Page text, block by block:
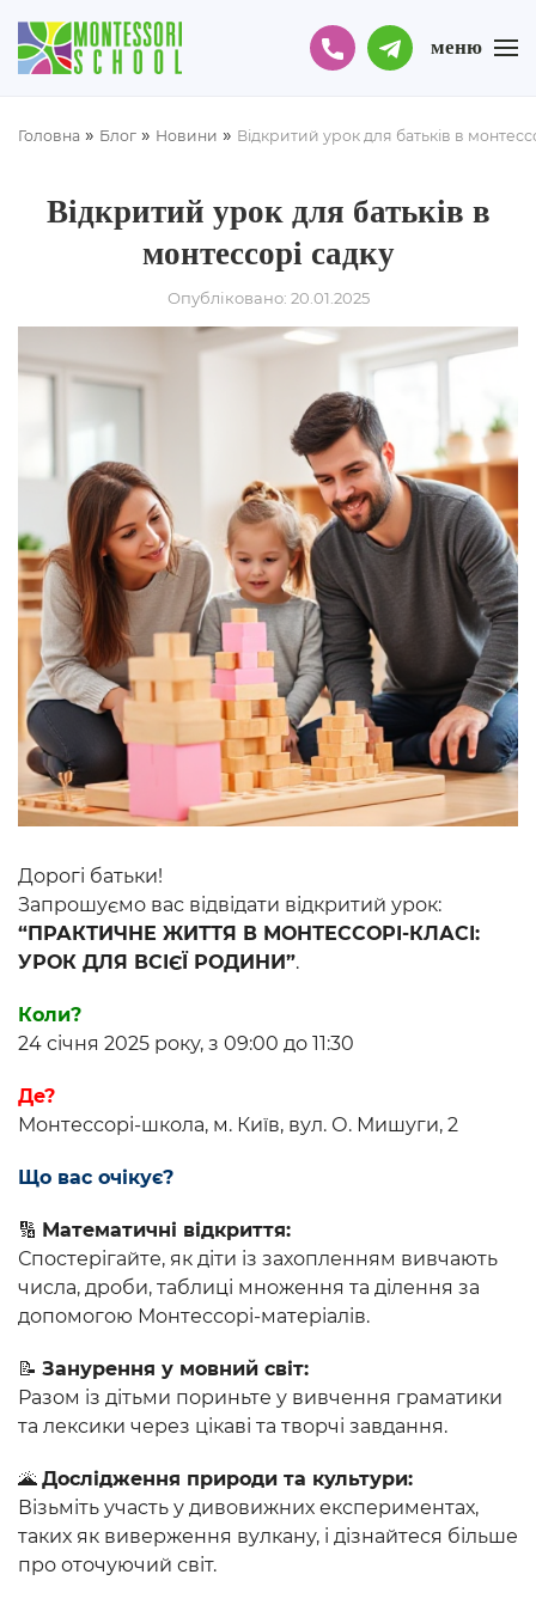
меню
Головна » Блог » Новини » Відкритий урок для батьків в
Відкритий урок для батьків в
монтессорі садку
Опубліковано: 20.01.2025
Дорогі батьки!
Запрошуємо вас відвідати відкритий урок:
“ПРАКТИЧНЕ ЖИТТЯ В МОНТЕССОРІ-КЛАСІ:
УРОК ДЛЯ ВСІЄЇ РОДИНИ”.
Коли?
24 січня 2025 року, з 09:00 до 11:30
Де?
Монтессорі-школа, м. Київ, вул. О. Мишуги, 2
Що вас очікує?
🔢 Математичні відкриття:
Спостерігайте, як діти із захопленням вивчають
числа, дроби, таблиці множення та ділення за
допомогою Монтессорі-матеріалів.
📝 Занурення у мовний світ:
Разом із дітьми пориньте у вивчення граматики
та лексики через цікаві та творчі завдання.
🌋 Дослідження природи та культури:
Візьміть участь у дивовижних експериментах,
таких як виверження вулкану, і дізнайтеся більше
про оточуючий світ.